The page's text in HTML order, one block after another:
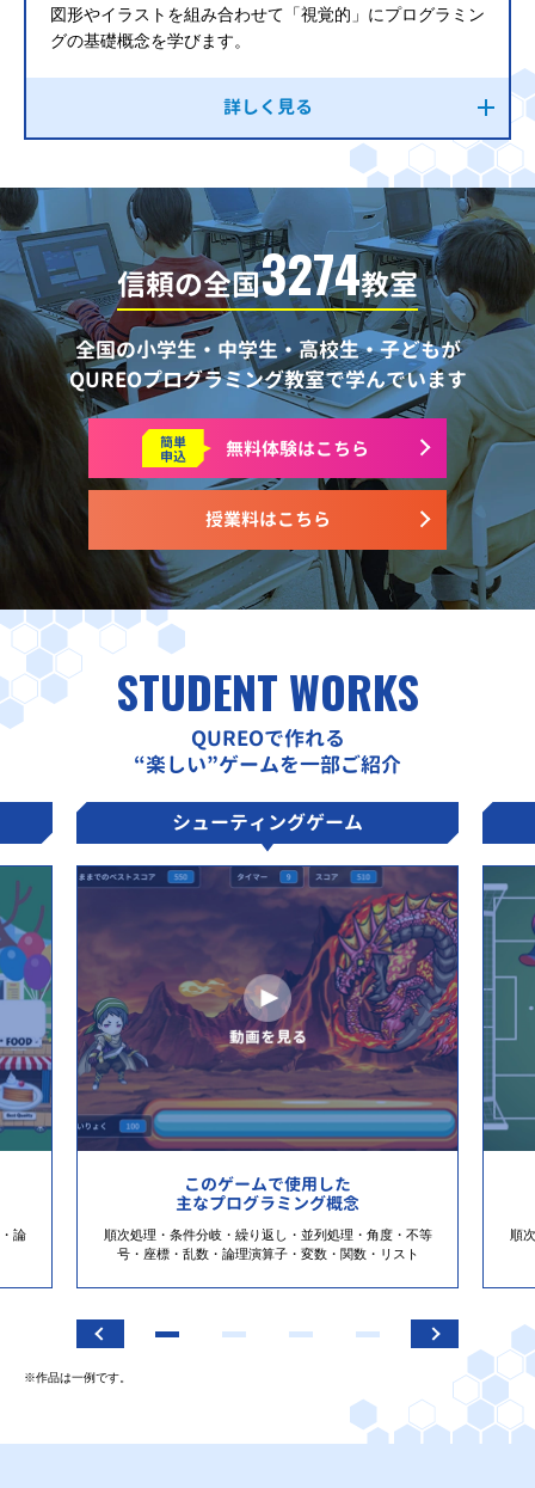
図形やイラストを組み合わせて「視覚的」にプログラミン
グの基礎概念を学びます。
詳しく見る
信頼の全国3274教室
全国の小学生・中学生・高校生・子どもが
QUREOプログラミング教室で学んでいます
授業料はこちら
簡単
申込 無料体験はこちら
STUDENT WORKS
QUREOで作れる
“楽しい”ゲームを一部ご紹介
論
シューティングゲーム
このゲームで使用した
主なプログラミング概念
順次処理・条件分岐・繰り返し・並列処理・角度・不等
号・座標・乱数・論理演算子・変数・関数・リスト
順
※作品は一例です。